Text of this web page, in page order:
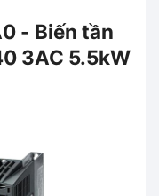
- Biến tần
3AC 5.5kW